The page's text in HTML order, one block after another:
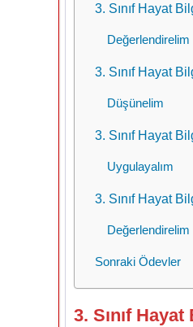
3. Sınıf Hayat
Değerlendirelim
3. Sınıf Hayat
Düşünelim
3. Sınıf Hayat
Uygulayalım
3. Sınıf Hayat
Değerlendirelim
Sonraki Ödevler
3. Sınıf